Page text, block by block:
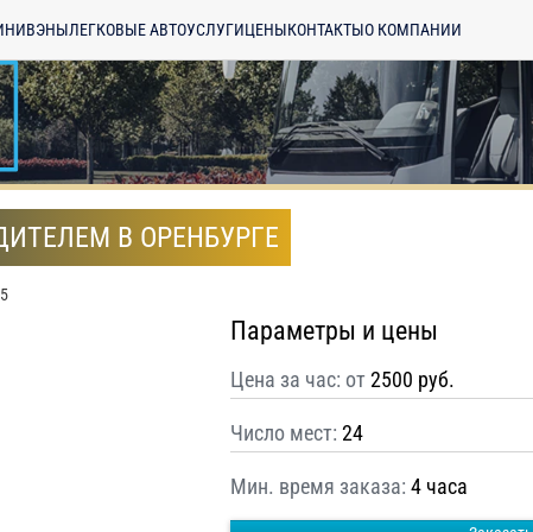
ЛЕГКОВЫЕ АВТОУСЛУГИЦЕНЫКОНТАКТЫО КОМПАНИИ
В ОРЕНБУРГЕ
Параметры и цены
Цена за час: от2500 руб.
Число мест: 24
Мин. время заказа: 4 часа
Политикой конфиденциальностиознакомлен(а), даю